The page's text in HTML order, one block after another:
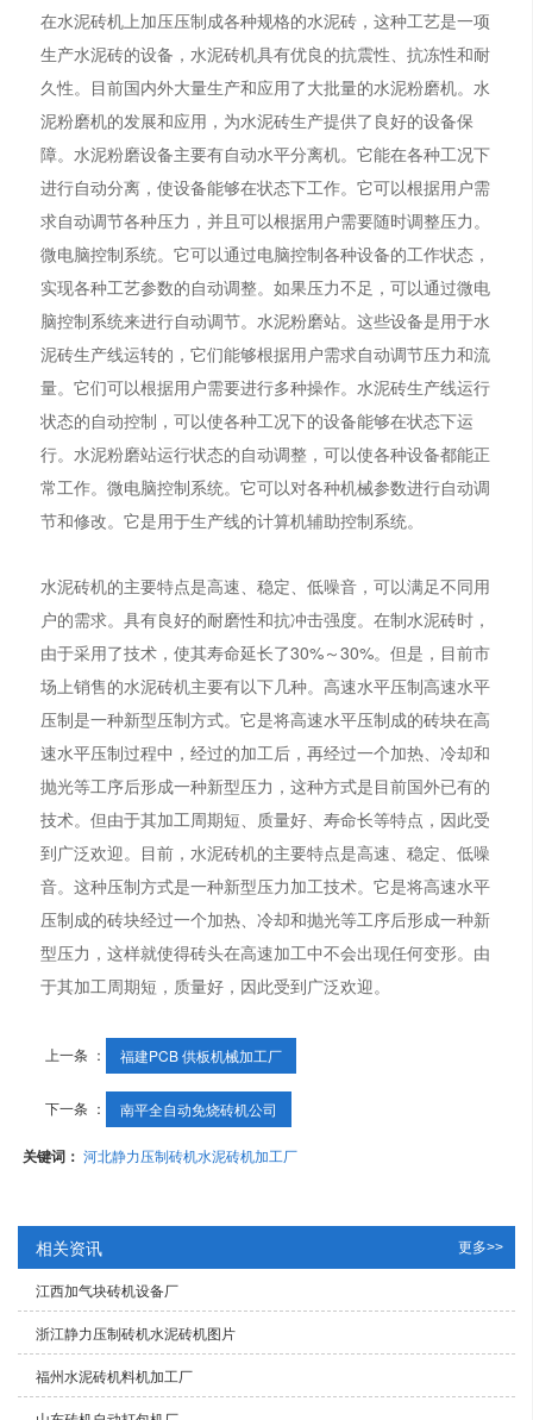
在水泥砖机上加压压制成各种规格的水泥砖，这种工艺是一项
生产水泥砖的设备，水泥砖机具有优良的抗震性、抗冻性和耐
久性。目前国内外大量生产和应用了大批量的水泥粉磨机。水
泥粉磨机的发展和应用，为水泥砖生产提供了良好的设备保
障。水泥粉磨设备主要有自动水平分离机。它能在各种工况下
进行自动分离，使设备能够在状态下工作。它可以根据用户需
求自动调节各种压力，并且可以根据用户需要随时调整压力。
微电脑控制系统。它可以通过电脑控制各种设备的工作状态，
实现各种工艺参数的自动调整。如果压力不足，可以通过微电
脑控制系统来进行自动调节。水泥粉磨站。这些设备是用于水
泥砖生产线运转的，它们能够根据用户需求自动调节压力和流
量。它们可以根据用户需要进行多种操作。水泥砖生产线运行
状态的自动控制，可以使各种工况下的设备能够在状态下运
行。水泥粉磨站运行状态的自动调整，可以使各种设备都能正
常工作。微电脑控制系统。它可以对各种机械参数进行自动调
节和修改。它是用于生产线的计算机辅助控制系统。
水泥砖机的主要特点是高速、稳定、低噪音，可以满足不同用
户的需求。具有良好的耐磨性和抗冲击强度。在制水泥砖时，
由于采用了技术，使其寿命延长了30%～30%。但是，目前市
场上销售的水泥砖机主要有以下几种。高速水平压制高速水平
压制是一种新型压制方式。它是将高速水平压制成的砖块在高
速水平压制过程中，经过的加工后，再经过一个加热、冷却和
抛光等工序后形成一种新型压力，这种方式是目前国外已有的
技术。但由于其加工周期短、质量好、寿命长等特点，因此受
到广泛欢迎。目前，水泥砖机的主要特点是高速、稳定、低噪
音。这种压制方式是一种新型压力加工技术。它是将高速水平
压制成的砖块经过一个加热、冷却和抛光等工序后形成一种新
型压力，这样就使得砖头在高速加工中不会出现任何变形。由
于其加工周期短，质量好，因此受到广泛欢迎。
上一条 ： 福建PCB 供板机械加工厂
下一条 ： 南平全自动免烧砖机公司
关键词：河北静力压制砖机水泥砖机加工厂
相关资讯 更多>>
江西加气块砖机设备厂
浙江静力压制砖机水泥砖机图片
福州水泥砖机料机加工厂